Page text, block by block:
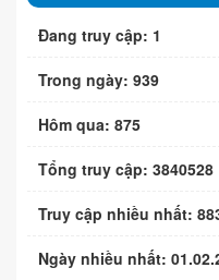
Đang truy cập: 1
Trong ngày: 939
Hôm qua: 875
Tổng truy cập: 3840528
Truy cập nhiều nhất:
Ngày nhiều nhất: